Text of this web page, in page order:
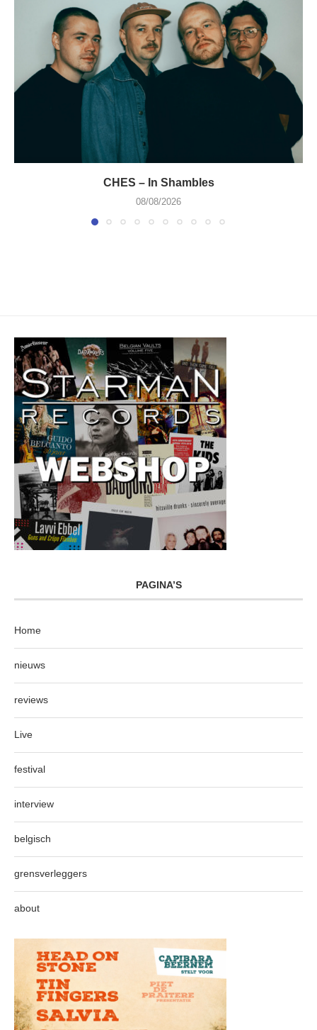
CHES – In Shambles
08/08/2026
PAGINA’S
Home
nieuws
reviews
Live
festival
interview
belgisch
grensverleggers
about